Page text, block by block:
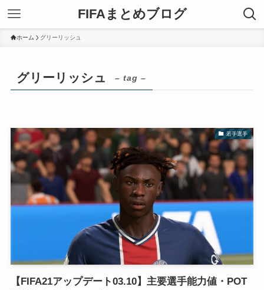
FIFAまとめブログ
ホーム グリーリッシュ
グリーリッシュ – tag –
若手選手
【FIFA21アップデート03.10】主要選手能力値・POT